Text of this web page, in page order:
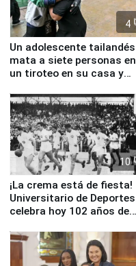
4
Un adolescente tailandés
mata a siete personas en
un tiroteo en su casa y
10
¡La crema está de fiesta!
Universitario de Deportes
celebra hoy 102 años de